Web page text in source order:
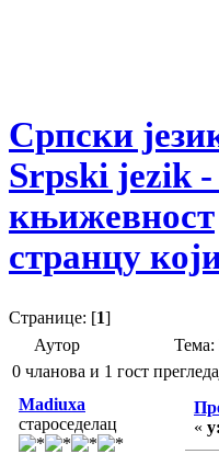
Српски
Srpski jezik
књижевност
странцу
Странице: [1]
Аутор
Тема:
0 чланова и 1 гост
Madiuxa
староседелац
« у: